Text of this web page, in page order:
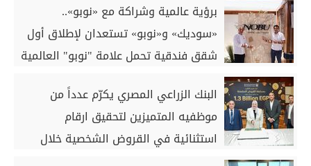
برؤية عالمية وشراكة مع «نوبو»..
«سوديك» و«نوبو» تستعدان لإطلاق أول
شقق فندقية تحمل علامة "نوبو" العالمية
أيام
البنك الزراعي المصري يكرّم عدداً من
موظفيه المتميزين لتحقيق ارقام
استثنائية في القروض الشخصية خلال